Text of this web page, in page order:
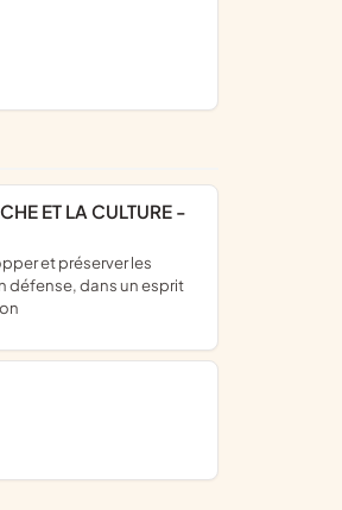
ET LA CULTURE -
défense, dans un esprit